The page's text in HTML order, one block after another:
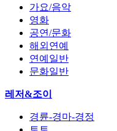
가요/음악
영화
공연/문화
해외연예
연예일반
문화일반
레저&조이
경륜-경마-경정